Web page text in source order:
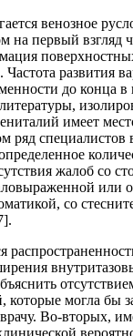
венозное
на первый взгляд
развития
до конца
имеет
ряд специалистов
жалоб со
или
со
могла бы
Во-вторых,